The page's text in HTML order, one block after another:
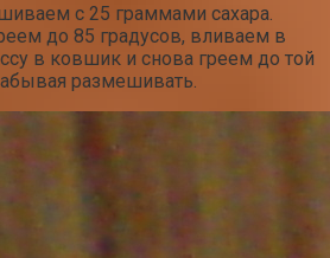
с 25 граммами сахара.
до 85 градусов, вливаем в
в ковшик и снова греем до той
размешивать.